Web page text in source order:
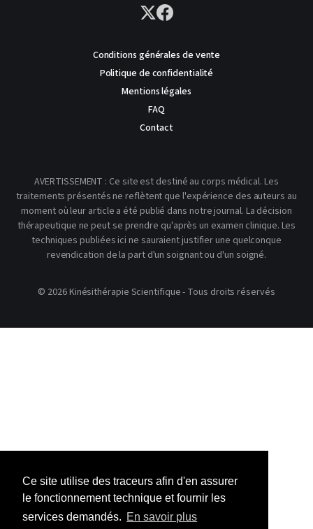
Ce site utilise des traceurs afin d'en assurer
le fonctionnement technique et fournir les
services demandés. En savoir plus
Conditions générales de vente
Politique de confidentialité
Mentions légales
FAQ
Contact
AVERTISSEMENT : Ce site est destiné au corps médical. Les
traitements présentés ne reflètent que l'expérience des auteurs au
moment où leur article a été publié dans notre journal. La décision
thérapeutique ne peut se prendre qu'après un examen clinique. Les
techniques publiées ici ne sauraient justifier une quelconque
revendication de la part d'un soignant ou d'un soigné.
© 2026 Kinésithérapie Scientifique - Tous droits réservés